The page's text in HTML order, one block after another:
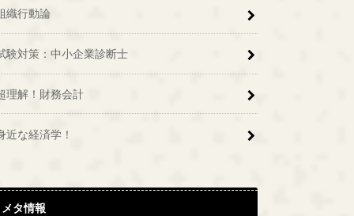
織行動論
験対策：中小企業診断士
理解！財務会計
近な経済学！
メタ情報